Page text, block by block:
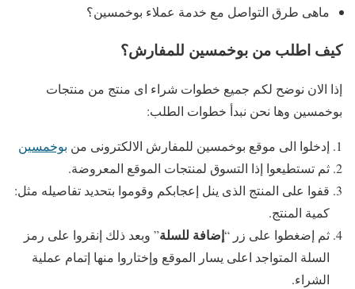
ماهى طرق التواصل مع خدمة عملاء بوخمسين؟
كيف اطلب من بوخمسين للمفارش؟
إذا الان نوضح لكم جميع خطوات شراء اى منتج من منتجات
بوخمسين وها نحن نبدأ خطوات الطلب:
إدخلوا الى موقع بوخمسين للمفارش الالكترونى من بوخمسين
ثم تستطيعوا إذا التسوق لمنتجات الموقع المعروضة.
قفوا على المنتج الذى ينل إعجابكم وقوموا بتحديد تفاصيله مثل:
كمية المنتج.
ثم إضغطوا على زر “إضافة للسلة” وبعد ذلك إنقروا على رمز
السلة المتواجد اعلى يسار الموقع وإختاروا منها إتمام عملية
الشراء.